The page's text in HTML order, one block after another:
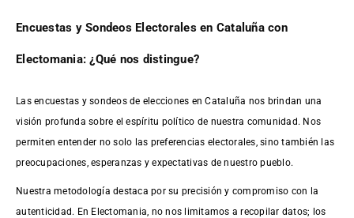
Encuestas y Sondeos Electorales en Cataluña con
Electomania: ¿Qué nos distingue?
Las encuestas y sondeos de elecciones en Cataluña nos brindan una
visión profunda sobre el espíritu político de nuestra comunidad. Nos
permiten entender no solo las preferencias electorales, sino también las
preocupaciones, esperanzas y expectativas de nuestro pueblo.
Nuestra metodología destaca por su precisión y compromiso con la
autenticidad. En Electomania, no nos limitamos a recopilar datos; los